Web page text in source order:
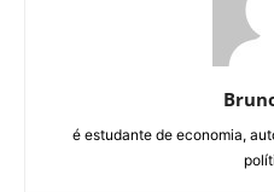
é estudante de economia,